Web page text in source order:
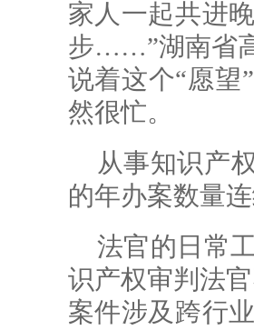
家人一起共进
步……”湖南省
说着这个“愿望
然很忙。
从事知识产
的年办案数量
法官的日常
识产权审判法
案件涉及跨行